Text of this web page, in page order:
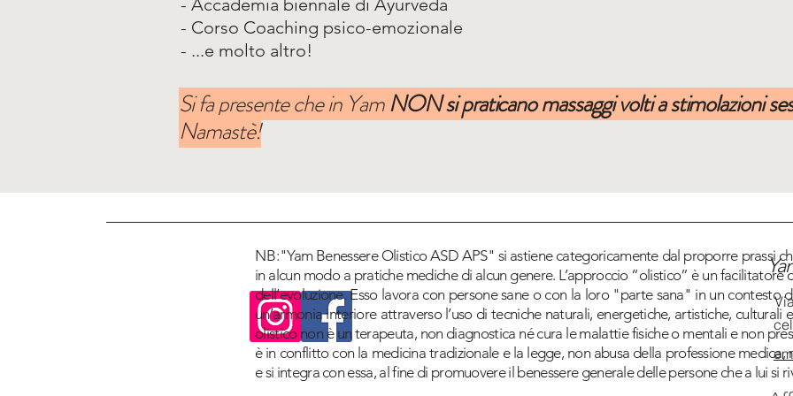
- Accademia biennale di Ayurveda
- Corso Coaching psico-emozionale
- ...e molto altro!
Si fa presente che in YamNON si praticano massaggi volti a stimolazioni
Namastè!
NB:"Yam Benessere Olistico ASD APS" si astiene categoricamente dal proporre prassi
in alcun modo a pratiche mediche di alcun genere. L’approccio “olistico” è un facilitatore
dell’evoluzione. Esso lavora con persone sane o con la loro "parte sana" in un contesto
un’armonia interiore attraverso l’uso di tecniche naturali, energetiche, artistiche, culturali
olistico non è un terapeuta, non diagnostica né cura le malattie fisiche o mentali e non
è in conflitto con la medicina tradizionale e la legge, non abusa della professione medica,
e si integra con essa, al fine di promuovere il benessere generale delle persone che a lui si